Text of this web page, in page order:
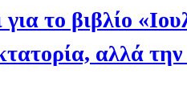
το βιβλίο
αλλά